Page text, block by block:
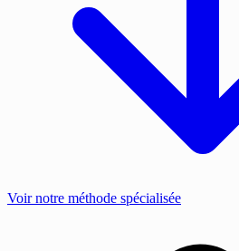
Voir notre méthode spécialisée